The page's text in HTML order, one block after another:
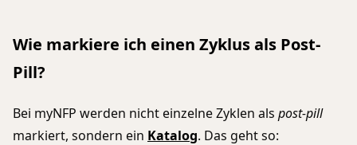
Wie markiere ich einen Zyklus als Post-
Pill?
Bei myNFP werden nicht einzelne Zyklen als post-pill
markiert, sondern ein Katalog. Das geht so: